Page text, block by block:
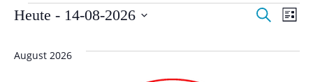
VeranstaltungenV
e
Suche
V
e
Liste
Heute - 14-08-2026
wählen.
August 2026